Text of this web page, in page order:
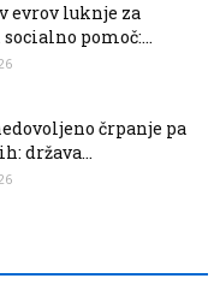
evrov luknje za
pomoč:...
črpanje pa
država...